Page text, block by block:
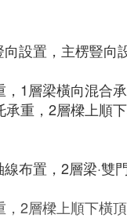
設置，主楞豎向
1層梁橫向混
重，2層樑上
布置，2層梁·雙
2層樑上順下橫